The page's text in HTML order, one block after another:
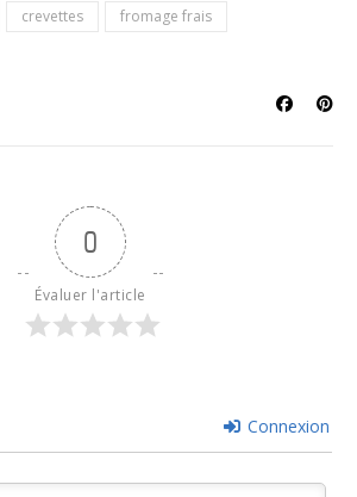
crevettes
fromage frais
0
Évaluer l'article
Connexion